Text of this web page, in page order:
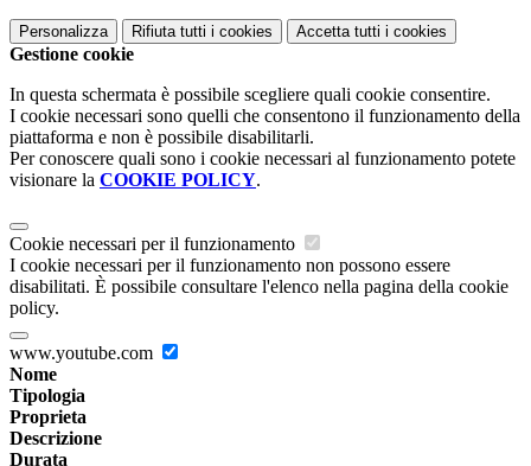
Personalizza Rifiuta tutti i cookies Accetta tutti i cookies
Gestione cookie
In questa schermata è possibile scegliere quali cookie consentire.
I cookie necessari sono quelli che consentono il funzionamento della
piattaforma e non è possibile disabilitarli.
Per conoscere quali sono i cookie necessari al funzionamento potete
visionare la COOKIE POLICY.
Cookie necessari per il funzionamento
I cookie necessari per il funzionamento non possono essere
disabilitati. È possibile consultare l'elenco nella pagina della cookie
policy.
www.youtube.com
Nome
Tipologia
Proprieta
Descrizione
Durata